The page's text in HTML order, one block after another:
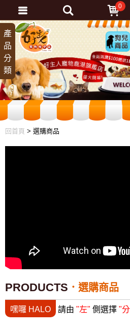
狗兒
商品
回首頁 > 選購商品
產
品
分
類
PRODUCTS 選購商品
嘿囉 HALO 請由 "左" 側選擇 "
0
會員登入
忘記密碼
加入會員
訂單查詢